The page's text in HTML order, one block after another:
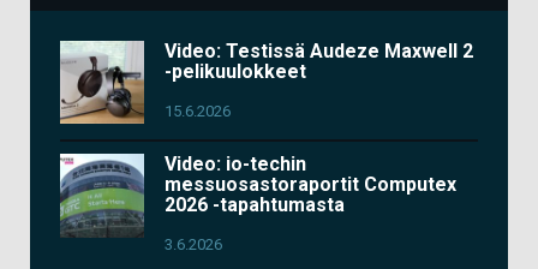
Video: Testissä Audeze Maxwell 2
-pelikuulokkeet
15.6.2026
Video: io-techin
messuosastoraportit Computex
2026 -tapahtumasta
3.6.2026